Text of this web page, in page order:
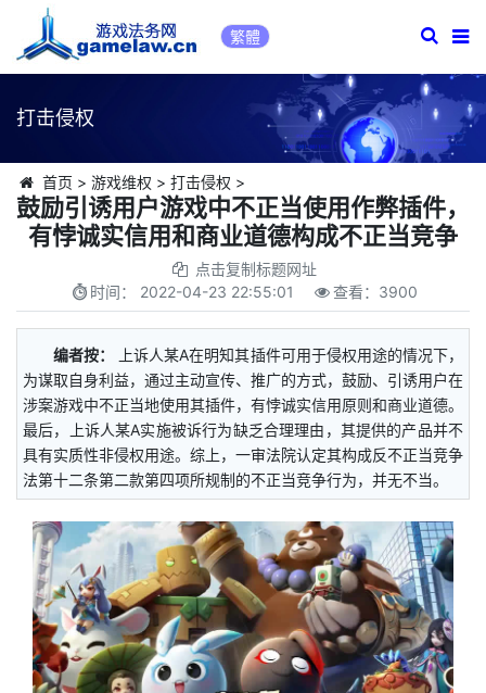
繁體
打击侵权
首页 > 游戏维权 > 打击侵权 >
鼓励引诱用户游戏中不正当使用作弊插件，
有悖诚实信用和商业道德构成不正当竞争
点击复制标题网址
时间： 2022-04-23 22:55:01 查看： 3900
编者按：
上诉人某A在明知其插件可用于侵权用途的情况下，
为谋取自身利益，通过主动宣传、推广的方式，鼓励、引诱用户在
涉案游戏中不正当地使用其插件，有悖诚实信用原则和商业道德。
最后，上诉人某A实施被诉行为缺乏合理理由，其提供的产品并不
具有实质性非侵权用途。综上，一审法院认定其构成反不正当竞争
法第十二条第二款第四项所规制的不正当竞争行为，并无不当。